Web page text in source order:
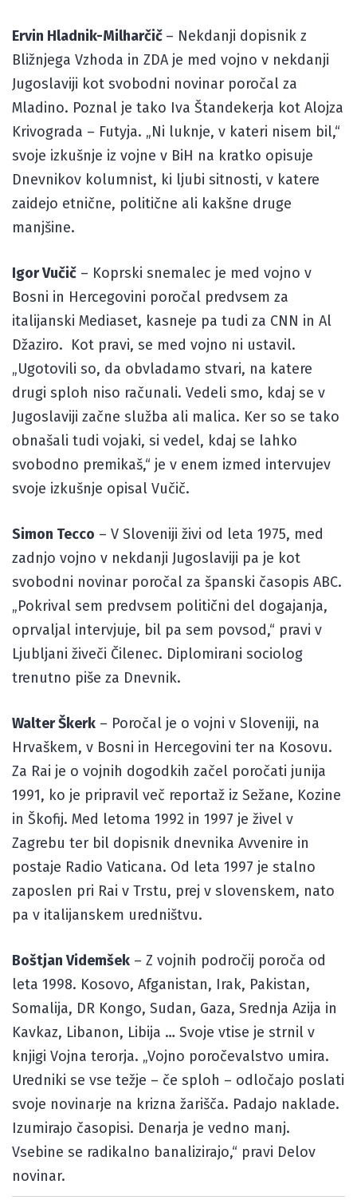
Ervin Hladnik-Milharčič – Nekdanji dopisnik z
Bližnjega Vzhoda in ZDA je med vojno v nekdanji
Jugoslaviji kot svobodni novinar poročal za
Mladino. Poznal je tako Iva Štandekerja kot Alojza
Krivograda – Futyja. „Ni luknje, v kateri nisem bil,“
svoje izkušnje iz vojne v BiH na kratko opisuje
Dnevnikov kolumnist, ki ljubi sitnosti, v katere
zaidejo etnične, politične ali kakšne druge
manjšine.
Igor Vučič – Koprski snemalec je med vojno v
Bosni in Hercegovini poročal predvsem za
italijanski Mediaset, kasneje pa tudi za CNN in Al
Džaziro. Kot pravi, se med vojno ni ustavil.
„Ugotovili so, da obvladamo stvari, na katere
drugi sploh niso računali. Vedeli smo, kdaj se v
Jugoslaviji začne služba ali malica. Ker so se tako
obnašali tudi vojaki, si vedel, kdaj se lahko
svobodno premikaš,“ je v enem izmed intervujev
svoje izkušnje opisal Vučič.
Simon Tecco – V Sloveniji živi od leta 1975, med
zadnjo vojno v nekdanji Jugoslaviji pa je kot
svobodni novinar poročal za španski časopis ABC.
„Pokrival sem predvsem politični del dogajanja,
oprvaljal intervjuje, bil pa sem povsod,“ pravi v
Ljubljani živeči Čilenec. Diplomirani sociolog
trenutno piše za Dnevnik.
Walter Škerk – Poročal je o vojni v Sloveniji, na
Hrvaškem, v Bosni in Hercegovini ter na Kosovu.
Za Rai je o vojnih dogodkih začel poročati junija
1991, ko je pripravil več reportaž iz Sežane, Kozine
in Škofij. Med letoma 1992 in 1997 je živel v
Zagrebu ter bil dopisnik dnevnika Avvenire in
postaje Radio Vaticana. Od leta 1997 je stalno
zaposlen pri Rai v Trstu, prej v slovenskem, nato
pa v italijanskem uredništvu.
Boštjan Videmšek – Z vojnih področij poroča od
leta 1998. Kosovo, Afganistan, Irak, Pakistan,
Somalija, DR Kongo, Sudan, Gaza, Srednja Azija in
Kavkaz, Libanon, Libija … Svoje vtise je strnil v
knjigi Vojna terorja. „Vojno poročevalstvo umira.
Uredniki se vse težje – če sploh – odločajo poslati
svoje novinarje na krizna žarišča. Padajo naklade.
Izumirajo časopisi. Denarja je vedno manj.
Vsebine se radikalno banalizirajo,“ pravi Delov
novinar.